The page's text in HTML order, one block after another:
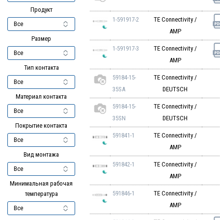
Продукт
Размер
Тип контакта
Материал контакта
Покрытие контакта
Вид монтажа
Минимальная рабочая
температура
1-591917-2
TE Connectivity /
AMP
1-591917-3
TE Connectivity /
AMP
59184-15-
35SA
TE Connectivity /
DEUTSCH
59184-15-
35SN
TE Connectivity /
DEUTSCH
591841-1
TE Connectivity /
AMP
591842-1
TE Connectivity /
AMP
591846-1
TE Connectivity /
AMP